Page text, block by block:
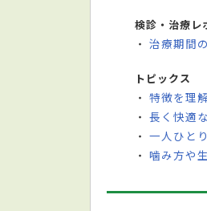
検診・治療レ
・治療期間
トピックス
・特徴を理
・長く快適
・一人ひと
・噛み方や